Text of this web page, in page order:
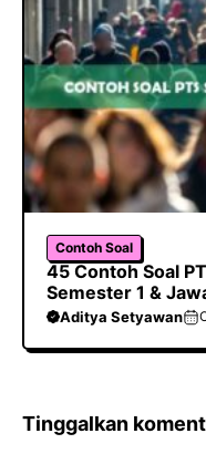
Contoh Soal
45 Contoh Soal
Semester 1 &
Aditya Setyawan
Tinggalkan